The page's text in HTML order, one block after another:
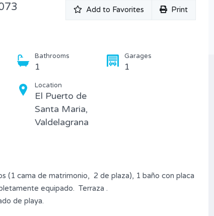
Add to Favorites Print
Bathrooms
1
Garages
1
Location
El Puerto de
Santa Maria,
Valdelagrana
(1 cama de matrimonio, 2 de plaza), 1 baño con placa
equipado. Terraza .
de playa.